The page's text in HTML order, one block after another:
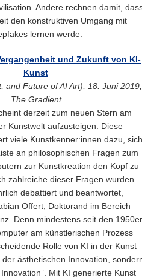
Andere rechnen damit,
den konstruktiven Umgang mit
lernen werde.
und Zukunft von KI-
Kunst
and Future of AI Art), 18. Juni 2019,
The Gradient
derzeit zum neuen Stern am
Kunstwelt aufzusteigen. Diese
viele Kunstkenner:innen dazu, sich
an philosophischen Fragen zum
zur Kunstkreation den Kopf zu
zahlreiche dieser Fragen wurden
debattiert und beantwortet,
Offert, Doktorand im Bereich
Denn mindestens seit den 1950er
am künstlerischen Prozess
Rolle von KI in der Kunst
ästhetischen Innovation,
Mit KI generierte Kunst